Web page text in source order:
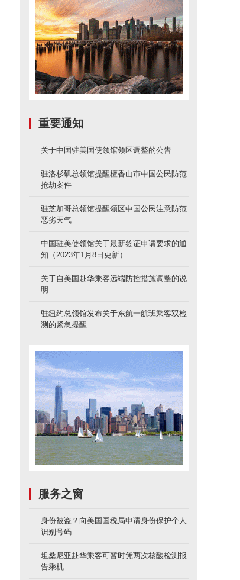
重要通知
关于中国驻美国使领馆领区调整的公告
驻洛杉矶总领馆提醒檀香山市中国公民防范
抢劫案件
驻芝加哥总领馆提醒领区中国公民注意防范
恶劣天气
中国驻美使领馆关于最新签证申请要求的通
知（2023年1月8日更新）
关于自美国赴华乘客远端防控措施调整的说
明
驻纽约总领馆发布关于东航一航班乘客双检
测的紧急提醒
服务之窗
身份被盗？向美国国税局申请身份保护个人
识别号码
坦桑尼亚赴华乘客可暂时凭两次核酸检测报
告乘机